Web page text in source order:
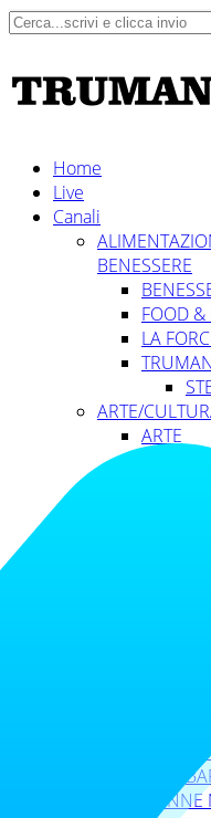
Home
Live
Canali
BENESSERE
FOOD &
LA
ARTE/
ARTE
Sulla
TV DONNA